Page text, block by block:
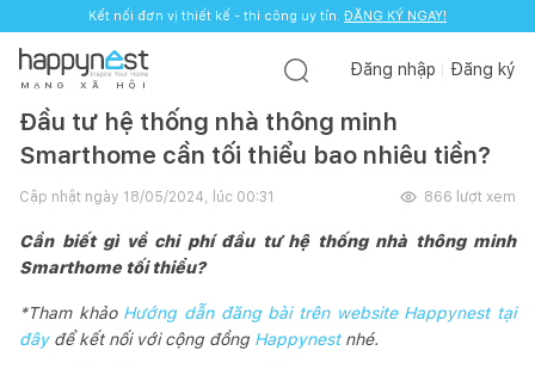
Kết nối đơn vị thiết kế - thi công uy tín. ĐĂNG KÝ NGAY!
M Ạ N G X Ã H Ộ I
Đăng nhập Đăng ký
Đầu tư hệ thống nhà thông minh
Smarthome cần tối thiểu bao nhiêu tiền?
Cập nhật ngày 18/05/2024, lúc 00:31 866 lượt xem
Cần biết gì về chi phí đầu tư hệ thống nhà thông minh
Smarthome tối thiểu?
*Tham khảo Hướng dẫn đăng bài trên website Happynest tại
đâyđể kết nối với cộng đồng Happynest nhé.